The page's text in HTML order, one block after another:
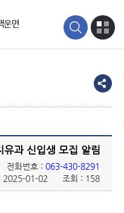
운면
과 신입생 모집 알림
전화번호 : 063-430-8291
2025-01-02
조회 : 158